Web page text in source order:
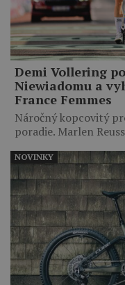
Demi Vollering
Niewiadomu a
France Femmes
Náročný kopcovitý
poradie. Marlen
NOVINKY